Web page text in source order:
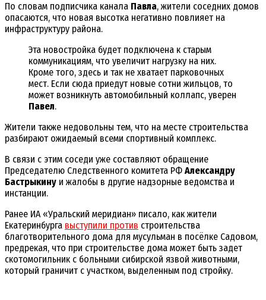
По словам подписчика канала Павла, жители соседних домов
опасаются, что новая высотка негативно повлияет на
инфраструктуру района.
Эта новостройка будет подключена к старым
коммуникациям, что увеличит нагрузку на них.
Кроме того, здесь и так не хватает парковочных
мест. Если сюда приедут новые сотни жильцов, то
может возникнуть автомобильный коллапс, уверен
Павел.
Жители также недовольны тем, что на месте строительства
разбирают ожидаемый всеми спортивный комплекс.
В связи с этим соседи уже составляют обращение
Председателю Следственного комитета РФ Александру
Бастрыкину и жалобы в другие надзорные ведомства и
инстанции.
Ранее ИА «Уральский меридиан» писало, как жители
Екатеринбурга выступили против строительства
благотворительного дома для мусульман в посёлке Садовом,
предрекая, что при строительстве дома может быть задет
скотомогильник с больными сибирской язвой животными,
который граничит с участком, выделенным под стройку.